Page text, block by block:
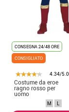
CONSEGNA 24/48 ORE
CONSIGLIATO
4.34/
Costume da eroe
ragno rosso per
uomo
M L